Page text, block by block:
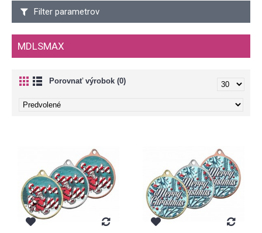
Filter parametrov
MDLSMAX
Porovnať výrobok (0)